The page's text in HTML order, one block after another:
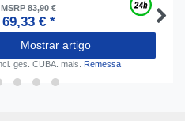
MSRP 83,90 €
69,33 € *
Mostrar artigo
ges. CUBA. mais. Remessa